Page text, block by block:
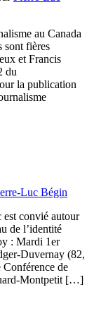
au Canada
sont fières
et Francis
du
la publication
Luc Bégin
convié autour
de l’identité
: Mardi 1er
Duvernay (82,
de
Montpetit […]